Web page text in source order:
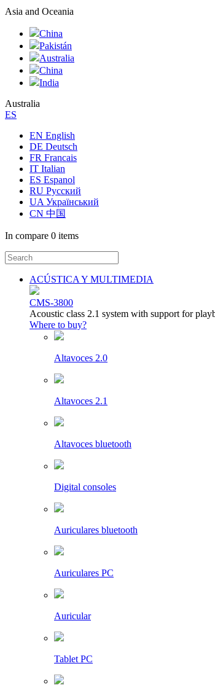
Asia and Oceania
China
Pakistán
Australia
China
India
Australia
ES
EN English
DE Deutsch
FR Francais
IT Italian
ES Espanol
RU Русский
UA Український
CN 中国
In compare 0 items
ACÚSTICA Y MULTIMEDIA
CMS-3800
Acoustic class 2.1 system with support for
Where to buy?
Altavoces 2.0
Altavoces 2.1
Altavoces bluetooth
Digital consoles
Auriculares bluetooth
Auriculares PC
Auricular
Tablet PC